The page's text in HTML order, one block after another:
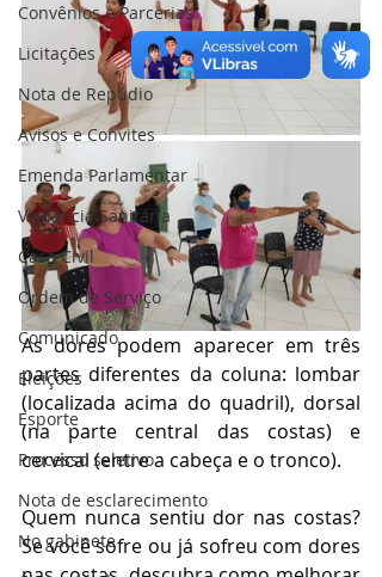
Convênios e Parcerias
Licitações
Nota de Repúdio
Avisos e Convites
Emenda Parlamentar
Vigilância Sanitária
Casa Civil
Ordem de Serviço
Comunicado
Eleições
Esporte
Processo seletivo
Nota de esclarecimento
No gabinete
As dores podem aparecer em três
partes diferentes da coluna: lombar
(localizada acima do quadril), dorsal
(na parte central das costas) e
cervical (entre a cabeça e o tronco).
Quem nunca sentiu dor nas costas?
Se você sofre ou já sofreu com dores